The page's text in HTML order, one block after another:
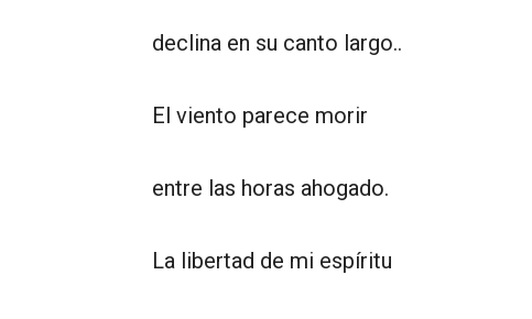
declina en su canto largo..
El viento parece morir
entre las horas ahogado.
La libertad de mi espíritu